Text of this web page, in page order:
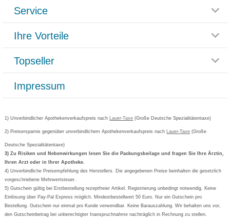
Glossar
Häufig gestellte Fragen
Datenschutz
AGB
Cookie-Einstellungen
Vertrag widerrufen
Service
Rücksendemöglichkeit
Paketlieferstatus
Versandkosten
Bestellschein ausfüllen
Newsletteranmeldung
Ihre Vorteile
Rezeptlieferung
Bonusprogramm
Gutschein und Rabatte
Kundenbewertung
Topseller
Grippostad
Bepanthen
Formoline
Wick
Eucerin
Basica
Impressum
1) Unverbindlicher Apothekenverkaufspreis nach Lauer-Taxe (Große Deutsche Spezialitätentaxe)
2) Preisersparnis gegenüber unverbindlichem Apothekenverkaufspreis nach Lauer-Taxe (Große
Deutsche Spezialitätentaxe)
3) Zu Risiken und Nebenwirkungen lesen Sie die Packungsbeilage und fragen Sie Ihre Ärztin,
Ihren Arzt oder in Ihrer Apotheke.
4) Unverbindliche Preisempfehlung des Herstellers. Die angegebenen Preise beinhalten die gesetzlich
vorgeschriebene Mehrwertsteuer.
5) Gutschein gültig bei Erstbestellung rezeptfreier Artikel. Registrierung unbedingt notwendig. Keine
Einlösung über Pay-Pal Express möglich. Mindestbestellwert 50 Euro. Nur ein Gutschein pro
Bestellung. Gutschein nur einmal pro Kunde verwendbar. Keine Barauszahlung. Wir behalten uns vor,
den Gutscheinbetrag bei unberechtigter Inanspruchnahme nachträglich in Rechnung zu stellen.